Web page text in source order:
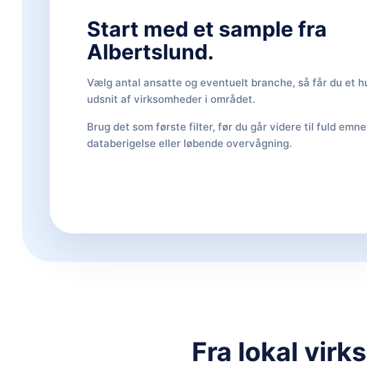
Start med et sample fra
Albertslund.
Vælg antal ansatte og eventuelt branche, så får du et
udsnit af virksomheder i området.
Brug det som første filter, før du går videre til fuld
databerigelse eller løbende overvågning.
Fra lokal